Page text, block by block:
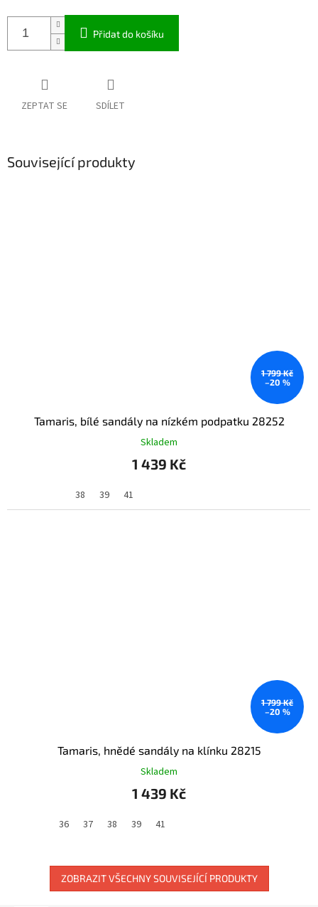
Přidat do košíku
ZEPTAT SE SDÍLET
Související produkty
1 799 Kč
–20 %
Tamaris, bílé sandály na nízkém podpatku 28252
Skladem
1 439 Kč
38 39 41
1 799 Kč
–20 %
Tamaris, hnědé sandály na klínku 28215
Skladem
1 439 Kč
36 37 38 39 41
ZOBRAZIT VŠECHNY SOUVISEJÍCÍ PRODUKTY